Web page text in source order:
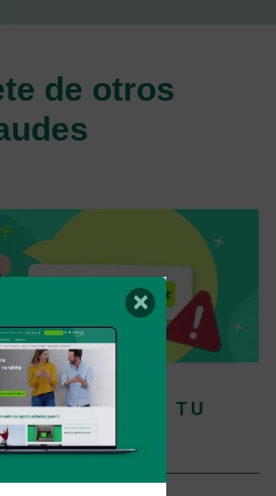
de otros
GESTOR DE TU
×